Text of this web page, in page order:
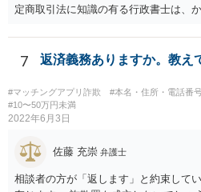
定商取引法に知識の有る行政書士は、
7 返済義務ありますか。教え
#マッチングアプリ詐欺 #本名・住所・電話番
#10〜50万円未満
2022年6月3日
佐藤 充崇 弁護士
相談者の方が「返します」と約束して